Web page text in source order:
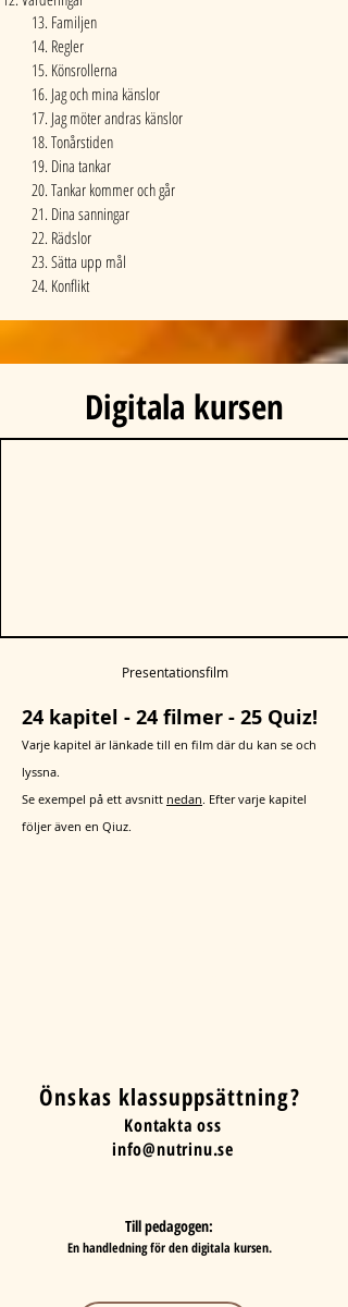
13. Familjen
14. Regler
15. Könsrollerna
16. Jag och mina känslor
17. Jag möter andras känslor
18. Tonårstiden
19. Dina tankar
20. Tankar kommer och går
21. Dina sanningar
22. Rädslor
23. Sätta upp mål
24. Konflikt
Digitala kursen
Presentationsfilm
24 kapitel - 24 filmer - 25 Quiz!
Varje kapitel är länkade till en film där du kan se och
lyssna.
Se exempel på ett avsnitt nedan . Efter varje kapitel
följer även en Qiuz.
Önskas klassuppsättning?
Kontakta oss
info@nutrinu.se
Till pedagogen:
En handledning för den digitala kursen.